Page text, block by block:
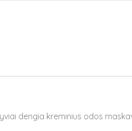
dengia kreminius odos